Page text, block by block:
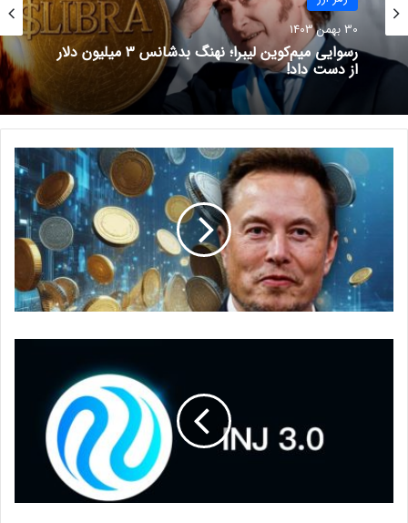
با ۱۰ هزار تومان ترید رو شروع کن!
تو ارزپلاس میتونی فقط با ۱۰ هزار تومان و با کارمزد صفر، همه
ارزهای دیجیتال رو ترید کنی!
شروع
حال، با راه‌اندازی این پروژه از طریق سرویس لانچ‌پول بایننس،
کاربران می‌توانند توکن‌های BNB و FDUSD خود را در استخرهای
جداگانه استیک کرده و توکن REZ را در یک دوره شش روزه که از
امروز ۲۴ آوریل ساعت ۰۰:۰۰ (به وقت UTC) آغاز شده، فارم کنند.
این فرآیند استیکینگ و فارمینگ، نه تنها توزیع این توکن جدید را
تسهیل می‌کند، بلکه کاربران را هم به مشارکت فعال در اکوسیستم
بر اساس توکنومیک رنزو، ۲٫۵ درصد از توکن‌‌های REZ به عرضه از
طریق سرویس لانچ‌پول بایننس اختصاص یافته است. توزیع
توکن‌های باقی‌مانده هم به صورت زیر است:
۱۰ درصد به ایردراپ، ۳۱٫۶۵ درصد به سرمایه‌گذاران و مشاوران، ۲۰
درصد به نقدینگی، اختصاص داده شده است.
30 بهمن 1403
رسوایی میم‌کوین لیبرا؛ نهنگ بدشانس ۳ میلیون دلار
از دست داد!